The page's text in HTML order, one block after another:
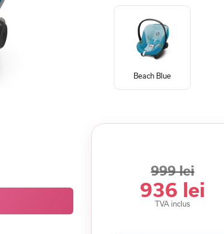
Beach Blue
999 lei
936 lei
TVA inclus